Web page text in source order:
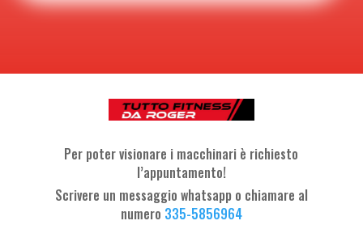
Per poter visionare i macchinari è richiesto
l’appuntamento!
Scrivere un messaggio whatsapp o chiamare al
numero 335-5856964